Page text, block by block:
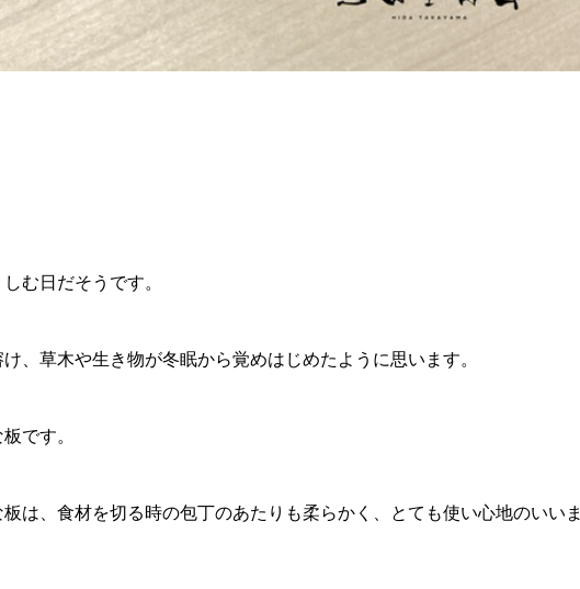
む日だそうです。
、草木や生き物が冬眠から覚めはじめたように思います。
です。
は、食材を切る時の包丁のあたりも柔らかく、とても使い心地のいいま